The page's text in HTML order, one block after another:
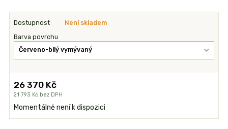
Dostupnost Není skladem
Barva povrchu
26 370 Kč
21 793 Kč bez DPH
Momentálně není k dispozici